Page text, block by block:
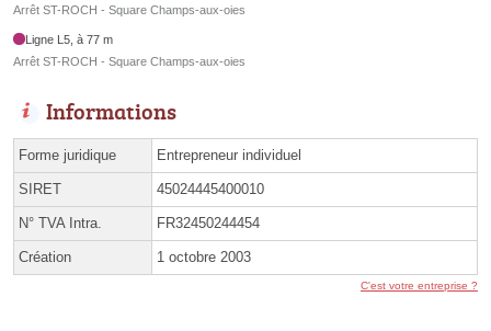
Arrêt ST-ROCH - Square Champs-aux-oies
Ligne L5, à 77 m
Arrêt ST-ROCH - Square Champs-aux-oies
Informations
Forme juridique Entrepreneur individuel
SIRET 45024445400010
N° TVA Intra. FR32450244454
Création 1 octobre 2003
C'est votre entreprise ?